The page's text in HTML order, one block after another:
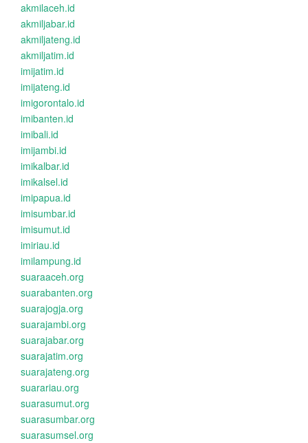
akmilaceh.id
akmiljabar.id
akmiljateng.id
akmiljatim.id
imijatim.id
imijateng.id
imigorontalo.id
imibanten.id
imibali.id
imijambi.id
imikalbar.id
imikalsel.id
imipapua.id
imisumbar.id
imisumut.id
imiriau.id
imilampung.id
suaraaceh.org
suarabanten.org
suarajogja.org
suarajambi.org
suarajabar.org
suarajatim.org
suarajateng.org
suarariau.org
suarasumut.org
suarasumbar.org
suarasumsel.org